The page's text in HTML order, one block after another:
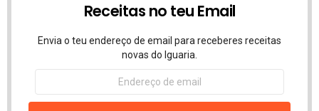
Receitas no teu Email
Envia o teu endereço de email para receberes receitas
novas do Iguaria.
Endereço
email